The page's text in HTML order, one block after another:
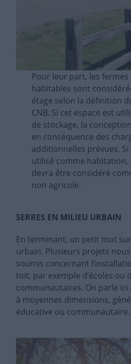
Pour leur part, les
habitables sont
étage selon la définition
CNB. Si cet espace est
de stockage, la
en conséquence des
additionnelles prévues. Si
utilisé comme habitation,
devra être considéré
non agricole.
SERRES EN MILIEU URBAIN
En terminant, un petit mot
urbain. Plusieurs projets
soumis concernant
toit, par exemple d’écoles ou
communautaires. On parle
à moyennes dimensions,
éducative ou communautaire.